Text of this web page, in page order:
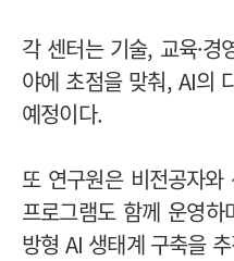
각 센터는 기술, 교육·
야에 초점을 맞춰, AI의
예정이다.
또 연구원은 비전공자
프로그램도 함께 운영
방형 AI 생태계 구축을